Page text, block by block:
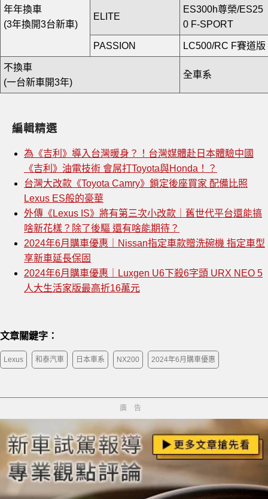
年年換車
(3年換開3台新車)
ELITE
ES300h尊榮/ES25
0 F-SPORT
PASSION LC500/RC F賽道版
不換車
(一台新車開3年)
全車系
編輯精選
為《吉利》導入台灣暖身？！台灣媒體赴日本體驗中國
《吉利》油電技術 會屌打Toyota與Honda！？
台灣大改款《Toyota Camry》鎖定後座買家 配備比照
Lexus ES般的豪華
外傳《Lexus IS》將有第三次小改款｜舊世代平台還能搞
啥新花樣？除了後驅 還有啥能期待？
2024年6月購車優惠｜Nissan指定車款贈洗碗機 指定車型
享新車延長保固
2024年6月購車優惠｜Luxgen U6下殺6字頭 URX NEO 5
人大生活家版最高折16萬元
文章關鍵字：
Lexus 和泰汽車 日本車系 NX200 2024年6月購車優惠
廣告